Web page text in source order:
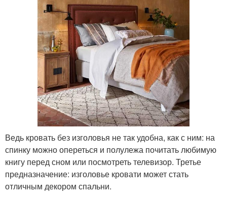
Ведь кровать без изголовья не так удобна, как с ним: на
спинку можно опереться и полулежа почитать любимую
книгу перед сном или посмотреть телевизор. Третье
предназначение: изголовье кровати может стать
отличным декором спальни.